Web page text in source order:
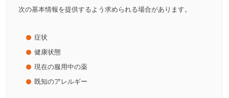
次の基本情報を提供するよう求められる場合があります。
症状
健康状態
現在の服用中の薬
既知のアレルギー